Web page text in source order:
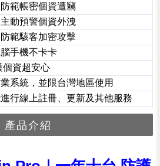
範帳密個資遭竊
動預警個資外洩
範駭客加密攻擊
手機不卡卡
個資超安心
系統，並限台灣地區使用
行線上註冊、更新及其他服務
產品介紹